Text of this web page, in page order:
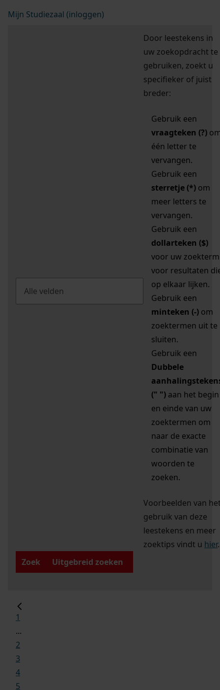
Mijn Studiezaal (inloggen)
Door leestekens in
uw zoekopdracht te
gebruiken, zoekt u
specifieker of juist
breder:
Gebruik een
vraagteken (?)
één letter te
vervangen.
Gebruik een
sterretje (*) om
meer letters te
vervangen.
Gebruik een
dollarteken ($)
voor uw zoekterm
voor resultaten
op elkaar lijken.
Gebruik een
minteken (-) om
zoektermen uit te
sluiten.
Gebruik een
Dubbele
(" ") aan het begin
en einde van uw
zoektermen om
naar de exacte
combinatie van
woorden te
zoeken.
Voorbeelden van
gebruik van deze
leestekens en meer
zoektips vindt u hier.
Zoek
Uitgebreid zoeken
1
...
2
3
4
5